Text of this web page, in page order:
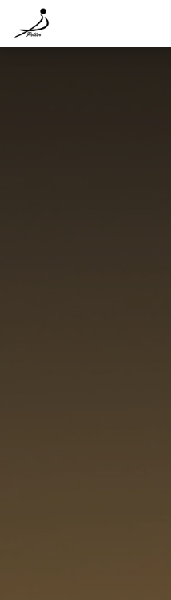
Kihagyás és